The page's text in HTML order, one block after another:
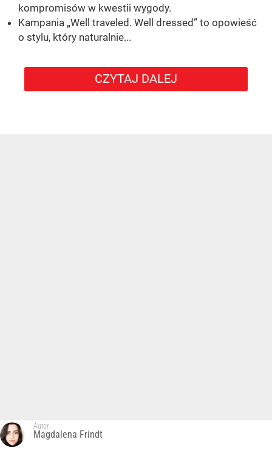
kompromisów w kwestii wygody.
Kampania „Well traveled. Well dressed” to opowieść
o stylu, który naturalnie...
CZYTAJ DALEJ
Autor:
Magdalena Frindt